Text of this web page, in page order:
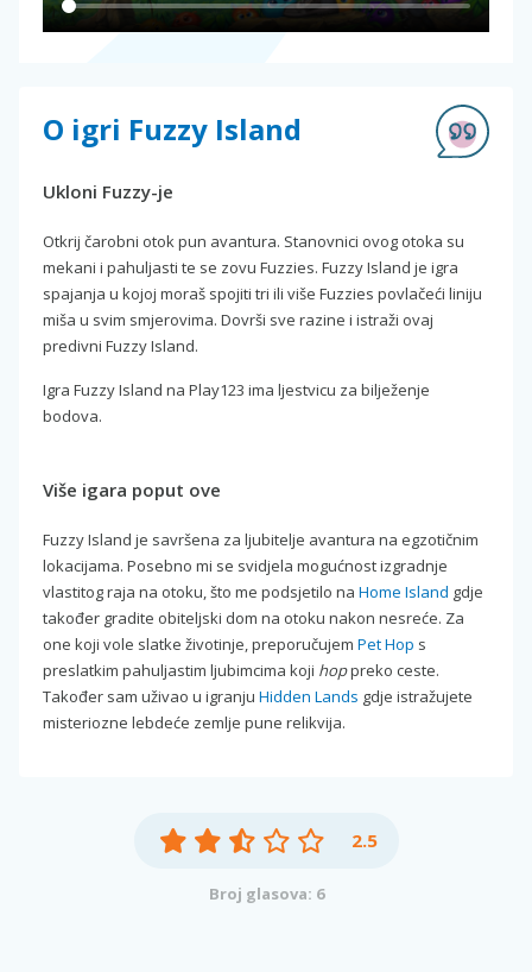
O igri Fuzzy Island
Ukloni Fuzzy-je
Otkrij čarobni otok pun avantura. Stanovnici ovog otoka su
mekani i pahuljasti te se zovu Fuzzies. Fuzzy Island je igra
spajanja u kojoj moraš spojiti tri ili više Fuzzies povlačeći liniju
miša u svim smjerovima. Dovrši sve razine i istraži ovaj
predivni Fuzzy Island.
Igra Fuzzy Island na Play123 ima ljestvicu za bilježenje
bodova.
Više igara poput ove
Fuzzy Island je savršena za ljubitelje avantura na egzotičnim
lokacijama. Posebno mi se svidjela mogućnost izgradnje
vlastitog raja na otoku, što me podsjetilo na Home Island gdje
također gradite obiteljski dom na otoku nakon nesreće. Za
one koji vole slatke životinje, preporučujem Pet Hop s
preslatkim pahuljastim ljubimcima koji hoppreko ceste.
Također sam uživao u igranju Hidden Lands gdje istražujete
misteriozne lebdeće zemlje pune relikvija.
2.5
Broj glasova: 6